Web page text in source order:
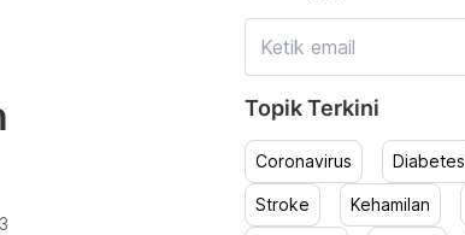
Topik Terkini
Coronavirus Diabetes
Stroke Kehamilan